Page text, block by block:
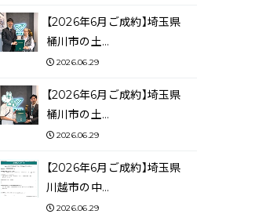
【2026年6月ご成約】埼玉県
桶川市の土…
2026.06.29
【2026年6月ご成約】埼玉県
桶川市の土…
2026.06.29
【2026年6月ご成約】埼玉県
川越市の中…
2026.06.29